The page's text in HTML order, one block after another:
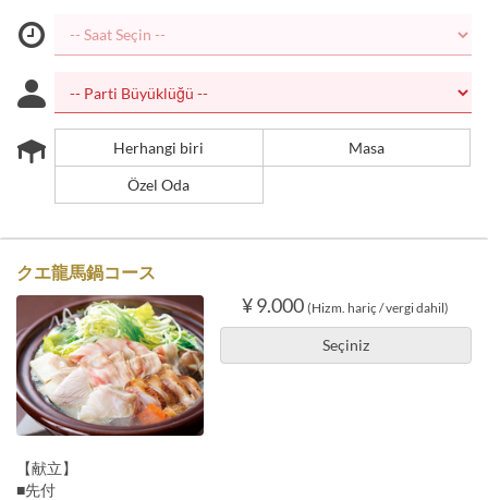
Herhangi biri
Masa
Özel Oda
クエ龍馬鍋コース
¥ 9.000 (Hizm. hariç / vergi dahil)
Seçiniz
【献立】
■先付